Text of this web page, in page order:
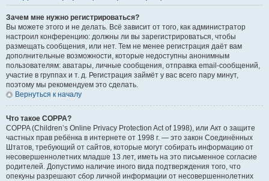
Зачем мне нужно регистрироваться?
Вы можете этого и не делать. Всё зависит от того, как администратор
настроил конференцию: должны ли вы зарегистрироваться, чтобы
размещать сообщения, или нет. Тем не менее регистрация даёт вам
дополнительные возможности, которые недоступны анонимным
пользователям: аватары, личные сообщения, отправка email-сообщений,
участие в группах и т. д. Регистрация займёт у вас всего пару минут,
поэтому мы рекомендуем это сделать.
Вернуться к началу
Что такое COPPA?
COPPA (Children’s Online Privacy Protection Act of 1998), или Акт о защите
частных прав ребёнка в интернете от 1998 г. — это закон Соединённых
Штатов, требующий от сайтов, которые могут собирать информацию от
несовершеннолетних младше 13 лет, иметь на это письменное согласие
родителей. Допустимо наличие иного вида подтверждения того, что
опекуны разрешают сбор личной информации от несовершеннолетних